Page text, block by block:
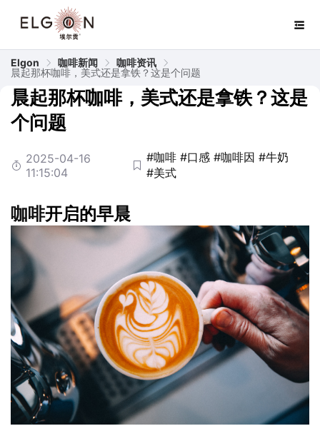
Elgon 咖啡新闻
咖啡资讯
晨起那杯咖啡，美式还是拿铁？这是个问题
晨起那杯咖啡，美式还是拿铁？这是
个问题
2025-04-16
11:15:04
#咖啡 #口感 #咖啡因 #牛奶
#美式
咖啡开启的早晨